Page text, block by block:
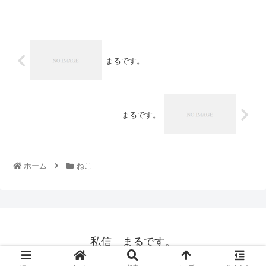
まるです。
まるです。
ホーム ねこ
私信 まるです。
© 2008 私信 まるです。.